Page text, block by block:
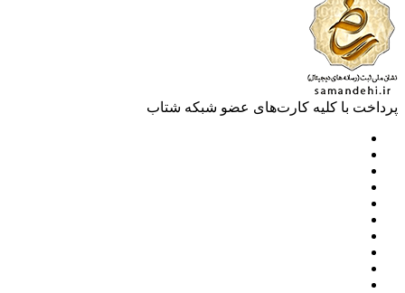
با کلیه کارت‌های عضو شبکه شتاب